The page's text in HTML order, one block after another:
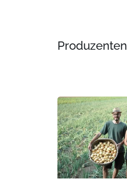
Produzenten